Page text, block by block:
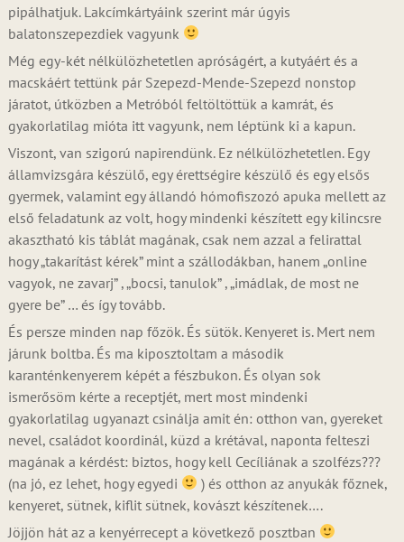
pipálhatjuk. Lakcímkártyáink szerint már úgyis
balatonszepezdiek vagyunk
Még egy-két nélkülözhetetlen apróságért, a kutyáért és a
macskáért tettünk pár Szepezd-Mende-Szepezd nonstop
járatot, útközben a Metróból feltöltöttük a kamrát, és
gyakorlatilag mióta itt vagyunk, nem léptünk ki a kapun.
Viszont, van szigorú napirendünk. Ez nélkülözhetetlen. Egy
államvizsgára készülő, egy érettségire készülő és egy elsős
gyermek, valamint egy állandó hómofiszozó apuka mellett az
első feladatunk az volt, hogy mindenki készített egy kilincsre
akasztható kis táblát magának, csak nem azzal a felirattal
hogy „takarítást kérek” mint a szállodákban, hanem „online
vagyok, ne zavarj” , „bocsi, tanulok” , „imádlak, de most ne
gyere be” … és így tovább.
És persze minden nap főzök. És sütök. Kenyeret is. Mert nem
járunk boltba. És ma kiposztoltam a második
karanténkenyerem képét a fészbukon. És olyan sok
ismerősöm kérte a receptjét, mert most mindenki
gyakorlatilag ugyanazt csinálja amit én: otthon van, gyereket
nevel, családot koordinál, küzd a krétával, naponta felteszi
magának a kérdést: biztos, hogy kell Cecíliának a szolfézs???
(na jó, ez lehet, hogy egyedi
) és otthon az anyukák főznek,
kenyeret, sütnek, kiflit sütnek, kovászt készítenek….
Jöjjön hát az a kenyérrecept a következő posztban